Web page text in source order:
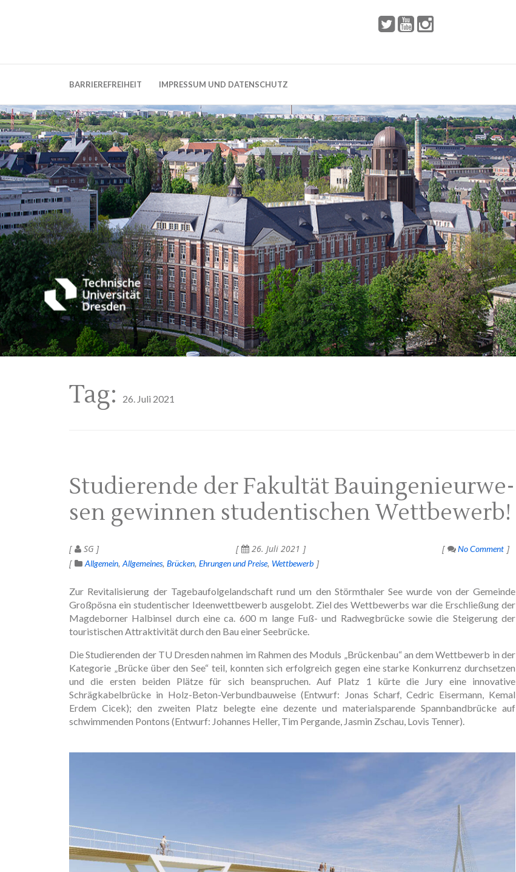
BARRIEREFREIHEIT IMPRESSUM UND DATENSCHUTZ
Tag: 26. Juli 2021
Studierende der Fakultät Bauingenieurwe­
sen gewinnen studentischen Wettbewerb!
SG 26. Juli 2021
No Comment
Allgemein Allgemeines Brücken Ehrungen und Preise Wettbewerb
Zur Revitalisierung der Tagebaufolgelandschaft rund um den Störmthaler See wurde von der Gemeinde
Großpösna ein studentischer Ideenwettbewerb ausgelobt. Ziel des Wettbewerbs war die Erschließung der
Magdeborner Halbinsel durch eine ca. 600 m lange Fuß- und Radwegbrücke sowie die Steigerung der
touristischen Attraktivität durch den Bau einer Seebrücke.
Die Studierenden der TU Dresden nahmen im Rahmen des Moduls „Brückenbau“ an dem Wettbewerb in der
Kategorie „Brücke über den See“ teil, konnten sich erfolgreich gegen eine starke Konkurrenz durchsetzen
und die ersten beiden Plätze für sich beanspruchen. Auf Platz 1 kürte die Jury eine innovative
Schrägkabelbrücke in Holz-Beton-Verbundbauweise (Entwurf: Jonas Scharf, Cedric Eisermann, Kemal
Erdem Cicek); den zweiten Platz belegte eine dezente und materialsparende Spannbandbrücke auf
schwimmenden Pontons (Entwurf: Johannes Heller, Tim Pergande, Jasmin Zschau, Lovis Tenner).